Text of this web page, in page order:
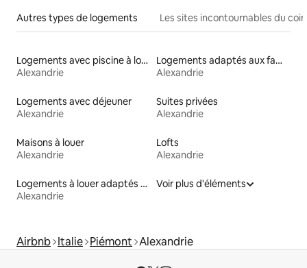
Autres types de logements Les sites incontournables du coin
Logements avec piscine à louer
Alexandrie
Logements adaptés aux familles à louer
Alexandrie
Logements avec déjeuner
Alexandrie
Suites privées
Alexandrie
Maisons à louer
Alexandrie
Lofts
Alexandrie
Logements à louer adaptés aux animaux
Alexandrie
Voir plus d'éléments
Airbnb Italie Piémont Alexandrie